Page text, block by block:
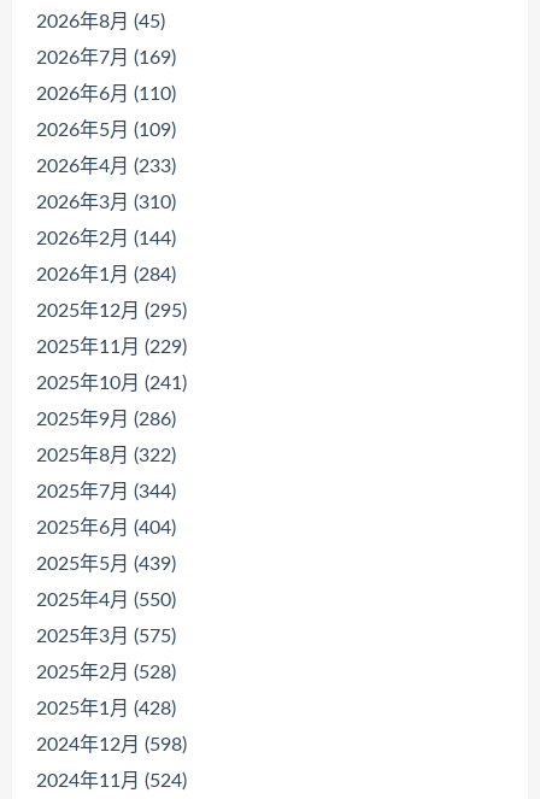
2026年8月 (45)
2026年7月 (169)
2026年6月 (110)
2026年5月 (109)
2026年4月 (233)
2026年3月 (310)
2026年2月 (144)
2026年1月 (284)
2025年12月 (295)
2025年11月 (229)
2025年10月 (241)
2025年9月 (286)
2025年8月 (322)
2025年7月 (344)
2025年6月 (404)
2025年5月 (439)
2025年4月 (550)
2025年3月 (575)
2025年2月 (528)
2025年1月 (428)
2024年12月 (598)
2024年11月 (524)